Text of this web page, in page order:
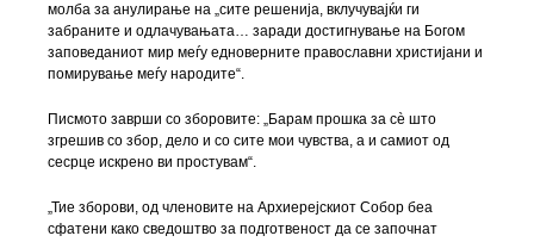
молба за анулирање на „сите решенија, вклучувајќи ги
забраните и одлачувањата… заради достигнување на Богом
заповеданиот мир меѓу едноверните православни христијани и
помирување меѓу народите“.
Писмото заврши со зборовите: „Барам прошка за сè што
згрешив со збор, дело и со сите мои чувства, а и самиот од
сесрце искрено ви простувам“.
„Тие зборови, од членовите на Архиерејскиот Собор беа
сфатени како сведоштво за подготвеност да се започнат